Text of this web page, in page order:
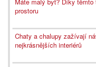
prostoru
Chaty a chalupy zažívají
nejkrásnějších interiérů